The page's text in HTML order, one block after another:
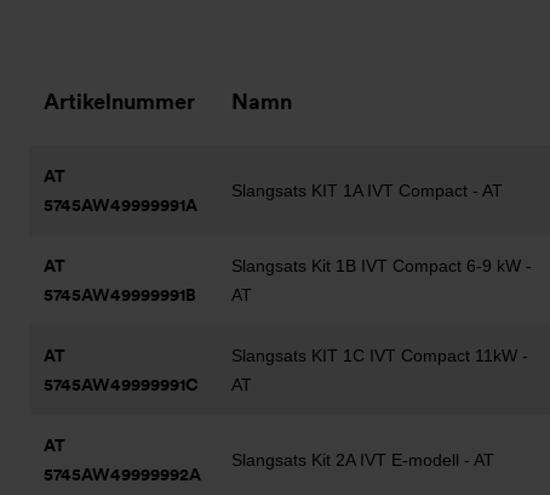
Artikelnummer Namn
AT
5745AW49999991A
Slangsats KIT 1A IVT Compact - AT
AT
5745AW49999991B
Slangsats Kit 1B IVT Compact 6-9 kW -
AT
AT
5745AW49999991C
Slangsats KIT 1C IVT Compact 11kW -
AT
AT
5745AW49999992A
Slangsats Kit 2A IVT E-modell - AT